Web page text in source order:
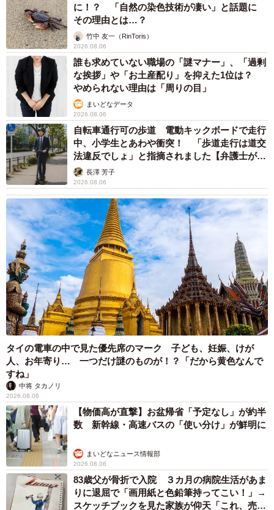
に！？ 「自然の染色技術が凄い」と話題に
その理由とは…？
竹中 友一（RinToris）
2026.08.06
誰も求めていない職場の「謎マナー」、「過剰
な挨拶」や「お土産配り」を抑えた1位は？
やめられない理由は「周りの目」
まいどなデータ
2026.08.06
自転車通行可の歩道 電動キックボードで走行
中、小学生とあわや衝突！ 「歩道走行は道交
法違反でしょ」と指摘されました【弁護士が解
説】長澤 芳子
2026.08.06
タイの電車の中で見た優先席のマーク 子ども、妊娠、けが
人、お年寄り… 一つだけ謎のものが！？「だから黄色なんで
すね」
中将 タカノリ
2026.08.06
【物価高が直撃】お盆帰省「予定なし」が約半
数 新幹線・高速バスの「使い分け」が鮮明に
まいどなニュース情報部
2026.08.06
83歳父が骨折で入院 ３カ月の病院生活があま
りに退屈で「画用紙と色鉛筆持ってこい！」→
スケッチブックを見た家族が仰天「これ、売れ